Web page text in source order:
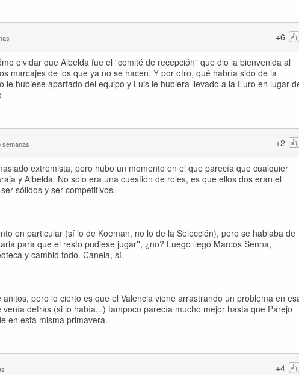
+6
olvidar que Albelda fue el "comité de recepción" que dio la bienvenida al
marcajes de los que ya no se hacen. Y por otro, qué habría sido de la
le hubiese apartado del equipo y Luis le hubiera llevado a la Euro en lugar
+2
semanas
extremista, pero hubo un momento en el que parecía que cualquier
y Albelda. No sólo era una cuestión de roles, es que ellos dos eran el
sólidos y ser competitivos.
en particular (sí lo de Koeman, no lo de la Selección), pero se hablaba de
para que el resto pudiese jugar'', ¿no? Luego llegó Marcos Senna,
y cambió todo. Canela, sí.
pero lo cierto es que el Valencia viene arrastrando un problema en
detrás (si lo había...) tampoco parecía mucho mejor hasta que Parejo
en esta misma primavera.
+4